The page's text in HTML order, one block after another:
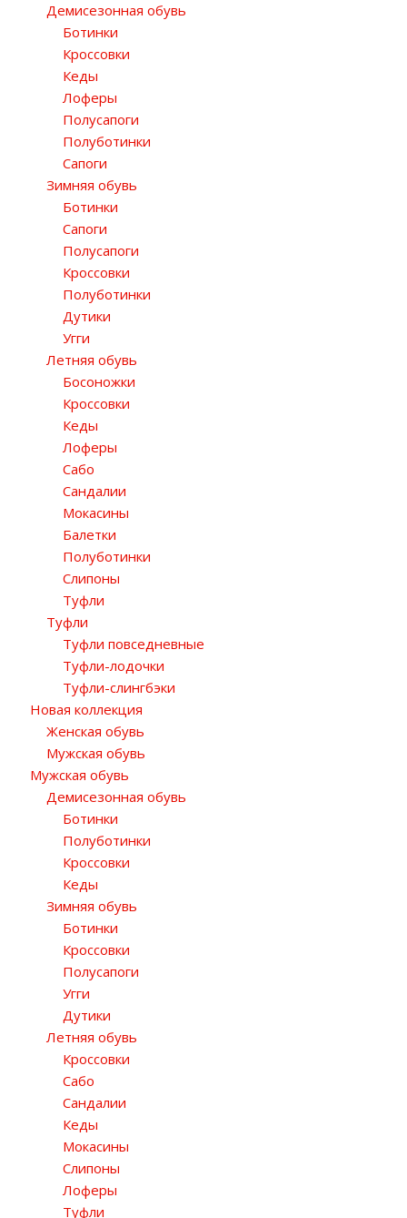
Демисезонная обувь
Ботинки
Кроссовки
Кеды
Лоферы
Полусапоги
Полуботинки
Сапоги
Зимняя обувь
Ботинки
Сапоги
Полусапоги
Кроссовки
Полуботинки
Дутики
Угги
Летняя обувь
Босоножки
Кроссовки
Кеды
Лоферы
Сабо
Сандалии
Мокасины
Балетки
Полуботинки
Слипоны
Туфли
Туфли
Туфли повседневные
Туфли-лодочки
Туфли-слингбэки
Новая коллекция
Женская обувь
Мужская обувь
Мужская обувь
Демисезонная обувь
Ботинки
Полуботинки
Кроссовки
Кеды
Зимняя обувь
Ботинки
Кроссовки
Полусапоги
Угги
Дутики
Летняя обувь
Кроссовки
Сабо
Сандалии
Кеды
Мокасины
Слипоны
Лоферы
Туфли